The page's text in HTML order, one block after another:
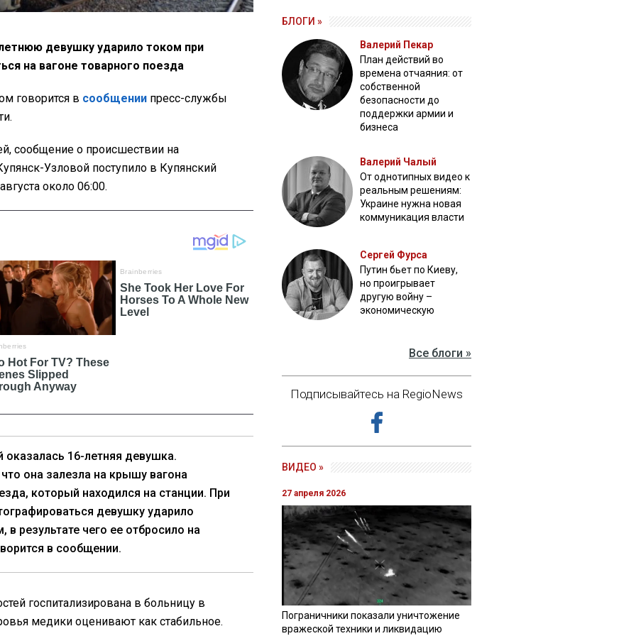
девушку ударило током при
на вагоне товарного поезда
говорится в сообщении пресс-службы
сообщение о происшествии на
Узловой поступило в Купянский
около 06:00.
оказалась 16-летняя девушка.
она залезла на крышу вагона
который находился на станции. При
девушку ударило
в результате чего ее отбросило на
в сообщении.
госпитализирована в больницу в
медики оценивают как стабильное.
БЛОГИ »
Валерий Пекар
План действий во
времена отчаяния: от
собственной
безопасности до
поддержки армии и
бизнеса
Валерий Чалый
От однотипных видео к
реальным решениям:
Украине нужна новая
коммуникация власти
Сергей Фурса
Путин бьет по Киеву,
но проигрывает
другую войну –
экономическую
Все блоги »
Подписывайтесь на RegioNews
ВИДЕО »
27 апреля 2026
Пограничники показали уничтожение
вражеской техники и ликвидацию